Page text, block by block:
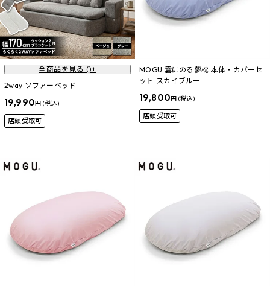
全商品を見る ()+
2way ソファーベッド
19,990円 (税込)
店頭受取可
MOGU 雲にのる夢枕 本体・カバーセ
ット スカイブルー
19,800円 (税込)
店頭受取可